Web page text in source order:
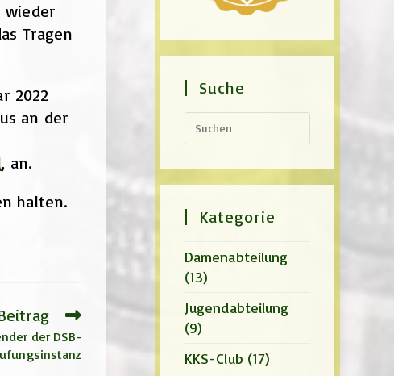
wieder
Tragen
2022
an der
, an.
halten.
der DSB-
Suche
Kategorie
Damenabteilung
(13)
Jugendabteilung
(9)
KKS-Club (17)